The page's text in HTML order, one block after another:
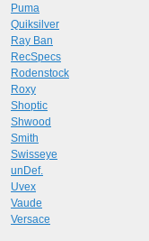
Puma
Quiksilver
Ray Ban
RecSpecs
Rodenstock
Roxy
Shoptic
Shwood
Smith
Swisseye
unDef.
Uvex
Vaude
Versace